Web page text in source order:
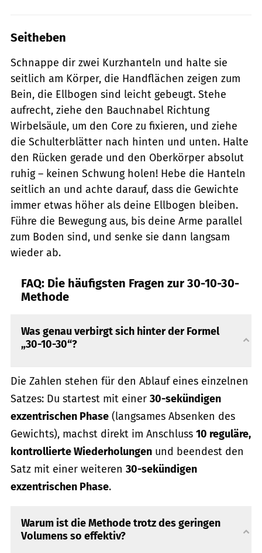
Seitheben
Schnappe dir zwei Kurzhanteln und halte sie
seitlich am Körper, die Handflächen zeigen zum
Bein, die Ellbogen sind leicht gebeugt. Stehe
aufrecht, ziehe den Bauchnabel Richtung
Wirbelsäule, um den Core zu fixieren, und ziehe
die Schulterblätter nach hinten und unten. Halte
den Rücken gerade und den Oberkörper absolut
ruhig – keinen Schwung holen! Hebe die Hanteln
seitlich an und achte darauf, dass die Gewichte
immer etwas höher als deine Ellbogen bleiben.
Führe die Bewegung aus, bis deine Arme parallel
zum Boden sind, und senke sie dann langsam
wieder ab.
FAQ: Die häufigsten Fragen zur 30-10-30-
Methode
Was genau verbirgt sich hinter der Formel
„30-10-30“?
Die Zahlen stehen für den Ablauf eines einzelnen
Satzes: Du startest mit einer 30-sekündigen
exzentrischen Phase (langsames Absenken des
Gewichts), machst direkt im Anschluss 10 reguläre,
kontrollierte Wiederholungen und beendest den
Satz mit einer weiteren 30-sekündigen
exzentrischen Phase.
Warum ist die Methode trotz des geringen
Volumens so effektiv?